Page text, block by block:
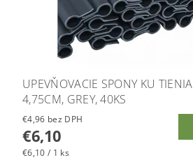
UPEVŇOVACIE SPONY KU
4,75CM, GREY, 40KS
€4,96 bez DPH
€6,10
€6,10 / 1 ks